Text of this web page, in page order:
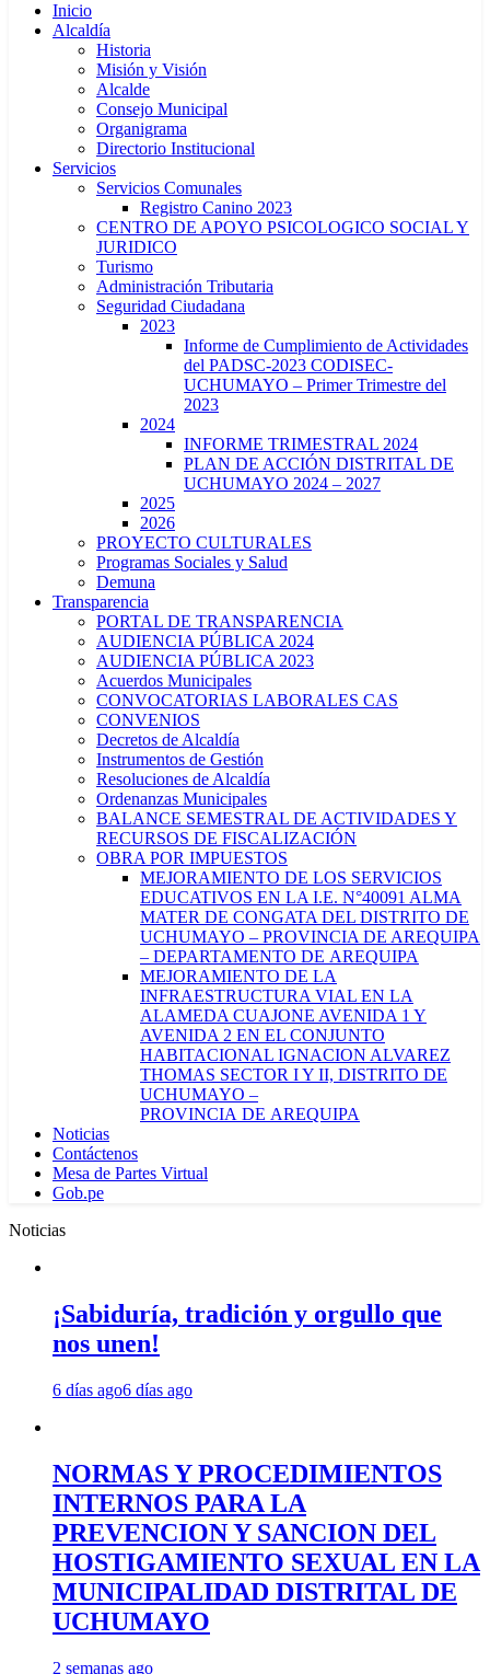
Inicio
Alcaldía
Historia
Misión y Visión
Alcalde
Consejo Municipal
Organigrama
Directorio Institucional
Servicios
Servicios Comunales
Registro Canino 2023
CENTRO DE APOYO PSICOLOGICO SOCIAL Y
JURIDICO
Turismo
Administración Tributaria
Seguridad Ciudadana
2023
Informe de Cumplimiento de Actividades
del PADSC-2023 CODISEC-
UCHUMAYO – Primer Trimestre del
2023
2024
INFORME TRIMESTRAL 2024
PLAN DE ACCIÓN DISTRITAL DE
UCHUMAYO 2024 – 2027
2025
2026
PROYECTO CULTURALES
Programas Sociales y Salud
Demuna
Transparencia
PORTAL DE TRANSPARENCIA
AUDIENCIA PÚBLICA 2024
AUDIENCIA PÚBLICA 2023
Acuerdos Municipales
CONVOCATORIAS LABORALES CAS
CONVENIOS
Decretos de Alcaldía
Instrumentos de Gestión
Resoluciones de Alcaldía
Ordenanzas Municipales
BALANCE SEMESTRAL DE ACTIVIDADES Y
RECURSOS DE FISCALIZACIÓN
OBRA POR IMPUESTOS
MEJORAMIENTO DE LOS SERVICIOS
EDUCATIVOS EN LA I.E. N°40091 ALMA
MATER DE CONGATA DEL DISTRITO DE
UCHUMAYO – PROVINCIA DE AREQUIPA
– DEPARTAMENTO DE AREQUIPA
MEJORAMIENTO DE LA
INFRAESTRUCTURA VIAL EN LA
ALAMEDA CUAJONE AVENIDA 1 Y
AVENIDA 2 EN EL CONJUNTO
HABITACIONAL IGNACION ALVAREZ
THOMAS SECTOR I Y II, DISTRITO DE
UCHUMAYO –
PROVINCIA DE AREQUIPA
Noticias
Contáctenos
Mesa de Partes Virtual
Gob.pe
Noticias
¡Sabiduría, tradición y orgullo que
nos unen!
6 días ago6 días ago
NORMAS Y PROCEDIMIENTOS
INTERNOS PARA LA
PREVENCION Y SANCION DEL
HOSTIGAMIENTO SEXUAL EN LA
MUNICIPALIDAD DISTRITAL DE
UCHUMAYO
2 semanas ago